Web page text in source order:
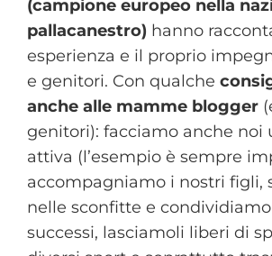
(campione europeo nella
pallacanestro) hanno
esperienza e il proprio
e genitori. Con qualche
anche alle mamme blogger
genitori): facciamo anche noi
attiva (l’esempio è sempre
accompagniamo i nostri figli,
nelle sconfitte e
successi, lasciamoli liberi di